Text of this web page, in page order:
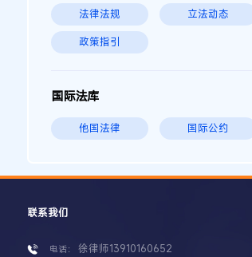
法律法规 立法动态
政策指引
国际法库
他国法律 国际公约
联系我们
电话： 徐律师13910160652